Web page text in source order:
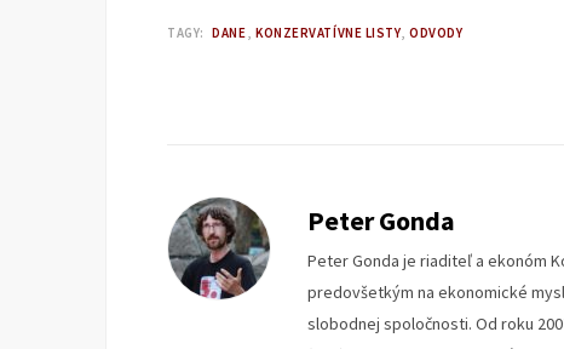
TAGY: DANE KONZERVATÍVNE LISTY ODVODY
Peter Gonda
Peter Gonda je riaditeľ a ekonóm
predovšetkým na ekonomické
slobodnej spoločnosti. Od roku